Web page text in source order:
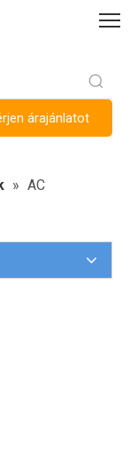
árajánlatot
» AC